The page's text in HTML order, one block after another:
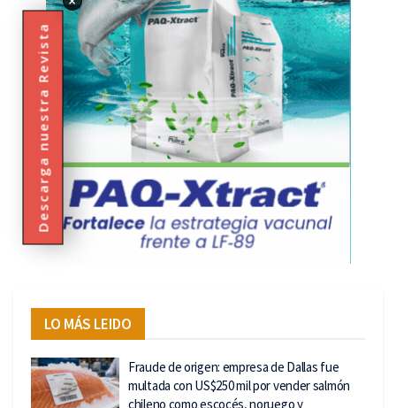
LO MÁS LEIDO
Fraude de origen: empresa de Dallas fue
multada con US$250 mil por vender salmón
chileno como escocés, noruego y
Descarga nuestra Revista